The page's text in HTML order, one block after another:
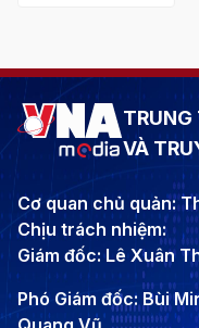
TRUNG
VÀ
Cơ quan chủ quản:
Chịu trách nhiệm:
Giám đốc: Lê Xuân
Phó Giám đốc: Bùi